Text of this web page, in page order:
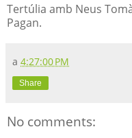
Tertúlia amb Neus
Pagan.
a 4:27:00 PM
Share
No comments: